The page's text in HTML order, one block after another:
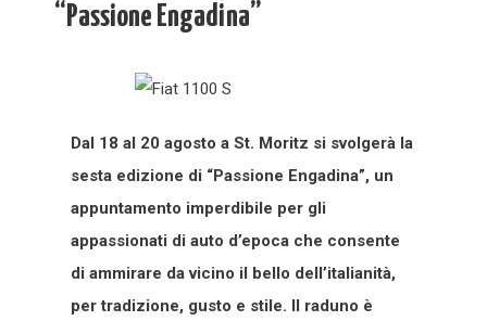
“Passione Engadina”
Dal 18 al 20 agosto a St. Moritz si svolgerà la
sesta edizione di “Passione Engadina”, un
appuntamento imperdibile per gli
appassionati di auto d’epoca che consente
di ammirare da vicino il bello dell’italianità,
per tradizione, gusto e stile. Il raduno è